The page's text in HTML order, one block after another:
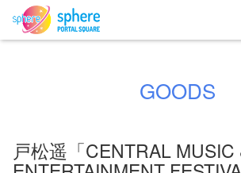
GOODS
戸松遥「CENTRAL MUSIC